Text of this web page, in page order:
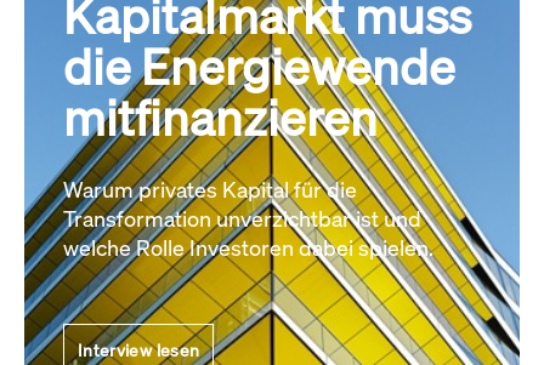
Kapitalmarkt muss
die Energiewende
mitfinanzieren
Warum privates Kapital für die
Transformation unverzichtbar ist und
welche Rolle Investoren dabei spielen.
Interview lesen